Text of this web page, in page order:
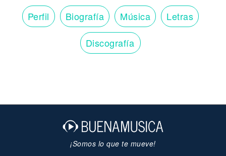
Perfil Biografía Música Letras
Discografía
¡Somos lo que te mueve!